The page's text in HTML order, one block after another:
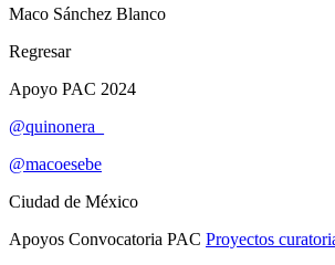
Maco Sánchez Blanco
Regresar
Apoyo PAC 2024
@quinonera_
@macoesebe
Ciudad de México
Apoyos Convocatoria PAC Proyectos